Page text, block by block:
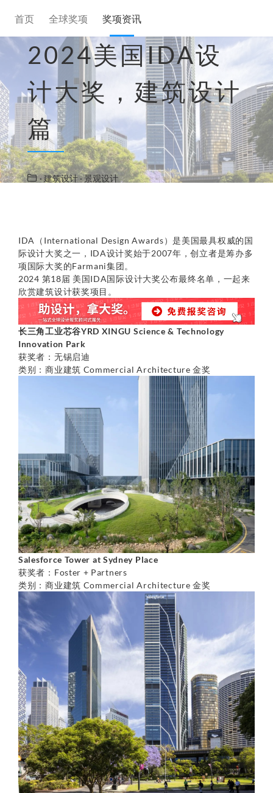
首页 全球奖项 奖项资讯
2024美国IDA设
计大奖，建筑设计
篇
· 建筑设计· 景观设计
IDA（International Design Awards）是美国最具权威的国
际设计大奖之一，IDA设计奖始于2007年，创立者是筹办多
项国际大奖的Farmani集团。
2024 第18届 美国IDA国际设计大奖公布最终名单，一起来
欣赏建筑设计获奖项目。
长三角工业芯谷YRD XINGU Science & Technology
Innovation Park
获奖者：无锡启迪
类别：商业建筑 Commercial Architecture 金奖
Salesforce Tower at Sydney Place
获奖者：Foster + Partners
类别：商业建筑 Commercial Architecture 金奖